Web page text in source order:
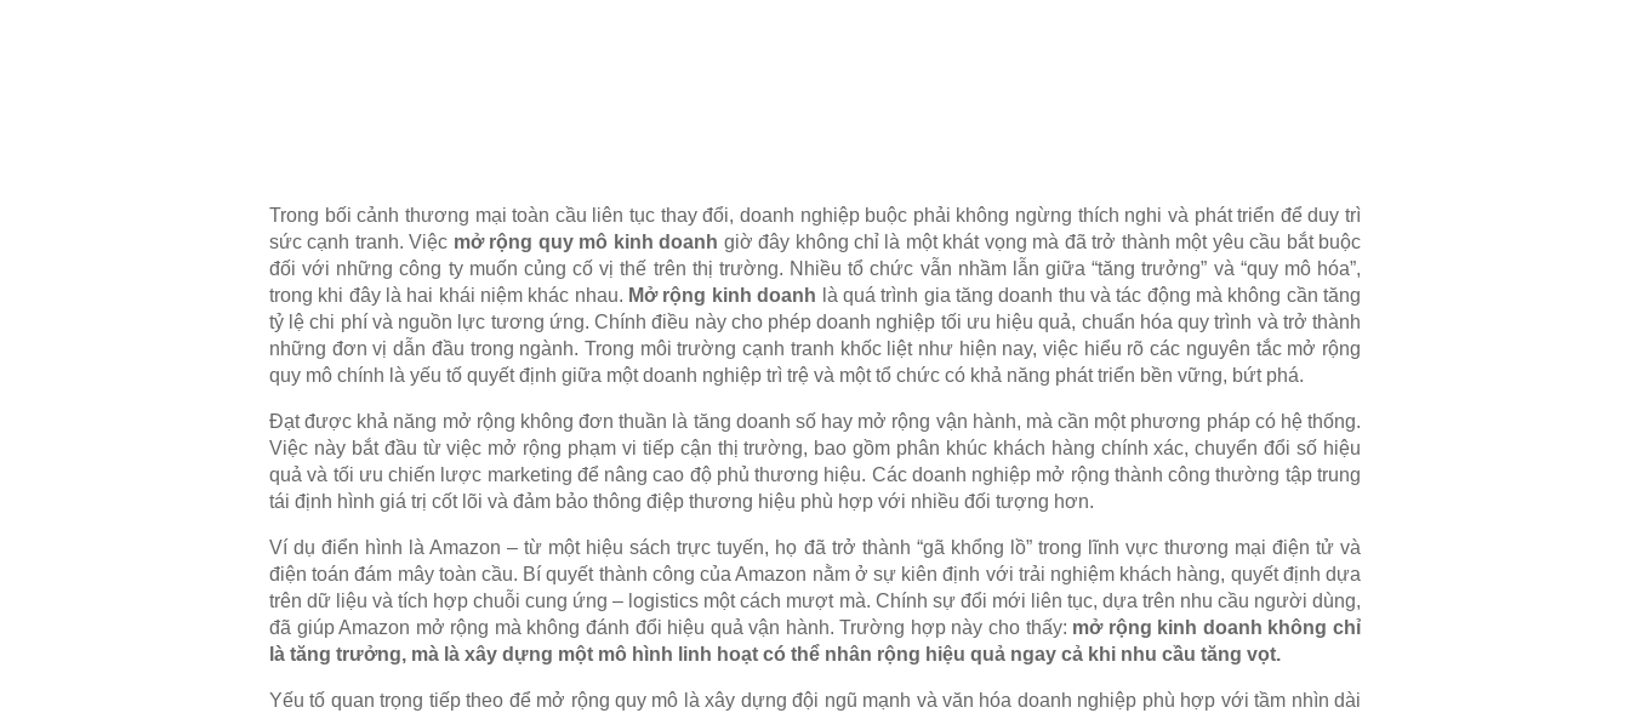
Trong bối cảnh thương mại toàn cầu liên tục thay đổi, doanh nghiệp buộc phải không ngừng thích nghi và phát triển để duy trì
sức cạnh tranh. Việc mở rộng quy mô kinh doanh giờ đây không chỉ là một khát vọng mà đã trở thành một yêu cầu bắt buộc
đối với những công ty muốn củng cố vị thế trên thị trường. Nhiều tổ chức vẫn nhầm lẫn giữa “tăng trưởng” và “quy mô hóa”,
trong khi đây là hai khái niệm khác nhau. Mở rộng kinh doanh là quá trình gia tăng doanh thu và tác động mà không cần tăng
tỷ lệ chi phí và nguồn lực tương ứng. Chính điều này cho phép doanh nghiệp tối ưu hiệu quả, chuẩn hóa quy trình và trở thành
những đơn vị dẫn đầu trong ngành. Trong môi trường cạnh tranh khốc liệt như hiện nay, việc hiểu rõ các nguyên tắc mở rộng
quy mô chính là yếu tố quyết định giữa một doanh nghiệp trì trệ và một tổ chức có khả năng phát triển bền vững, bứt phá.
Đạt được khả năng mở rộng không đơn thuần là tăng doanh số hay mở rộng vận hành, mà cần một phương pháp có hệ thống.
Việc này bắt đầu từ việc mở rộng phạm vi tiếp cận thị trường, bao gồm phân khúc khách hàng chính xác, chuyển đổi số hiệu
quả và tối ưu chiến lược marketing để nâng cao độ phủ thương hiệu. Các doanh nghiệp mở rộng thành công thường tập trung
tái định hình giá trị cốt lõi và đảm bảo thông điệp thương hiệu phù hợp với nhiều đối tượng hơn.
Ví dụ điển hình là Amazon – từ một hiệu sách trực tuyến, họ đã trở thành “gã khổng lồ” trong lĩnh vực thương mại điện tử và
điện toán đám mây toàn cầu. Bí quyết thành công của Amazon nằm ở sự kiên định với trải nghiệm khách hàng, quyết định dựa
trên dữ liệu và tích hợp chuỗi cung ứng – logistics một cách mượt mà. Chính sự đổi mới liên tục, dựa trên nhu cầu người dùng,
đã giúp Amazon mở rộng mà không đánh đổi hiệu quả vận hành. Trường hợp này cho thấy: mở rộng kinh doanh không chỉ
là tăng trưởng, mà là xây dựng một mô hình linh hoạt có thể nhân rộng hiệu quả ngay cả khi nhu cầu tăng vọt.
Yếu tố quan trọng tiếp theo để mở rộng quy mô là xây dựng đội ngũ mạnh và văn hóa doanh nghiệp phù hợp với tầm nhìn dài